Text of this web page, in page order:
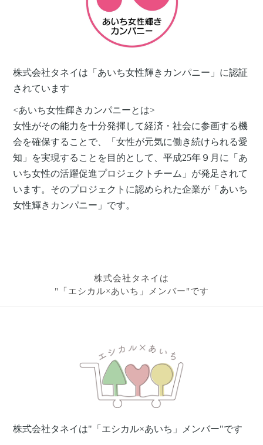
株式会社タネイは「あいち女性輝きカンパニー」に認証
されています
<あいち女性輝きカンパニーとは>
女性がその能力を十分発揮して経済・社会に参画する機
会を確保することで、「女性が元気に働き続けられる愛
知」を実現することを目的として、平成25年９月に「あ
いち女性の活躍促進プロジェクトチーム」が発足されて
います。そのプロジェクトに認められた企業が「あいち
女性輝きカンパニー」です。
株式会社タネイは
"「エシカル×あいち」メンバー"です
株式会社タネイは"「エシカル×あいち」メンバー"です